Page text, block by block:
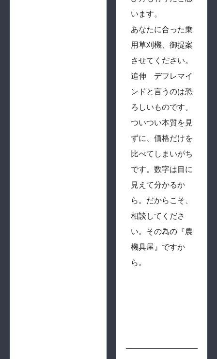
います。
あなたに合った乗
用草刈機、御提案
させてください。
追伸 デフレマイ
ンドと言うのは恐
ろしいものです。
ついつい本質を見
ずに、価格だけを
比べてしまいがち
です。数字は目に
見えて分かるか
ら。だからこそ、
相談してくださ
い。その為の『農
機具屋』ですか
ら。